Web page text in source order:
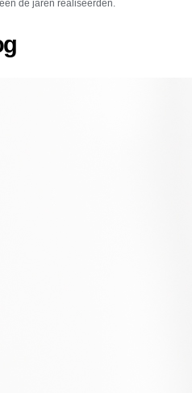
de jaren realiseerden.